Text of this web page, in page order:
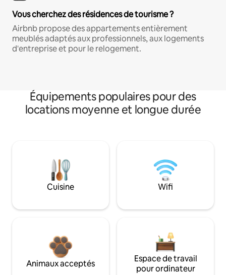
Vous cherchez des résidences de tourisme ?
Airbnb propose des appartements entièrement
meublés adaptés aux professionnels, aux logements
d'entreprise et pour le relogement.
Équipements populaires pour des
locations moyenne et longue durée
Cuisine Wifi
Animaux acceptés
Espace de travail
pour ordinateur